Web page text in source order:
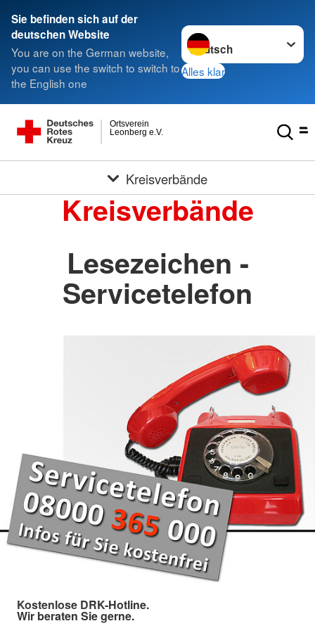
Sie befinden sich auf der
deutschen Website
You are on the German website,
you can use the switch to switch to
the English one
Sprache wechseln zu
Alles klar
Leonberg e.V.
Ortsverein
Kreisverbände
Kreisverbände
Lesezeichen -
Servicetelefon
Kostenlose DRK-Hotline.
Wir beraten Sie gerne.